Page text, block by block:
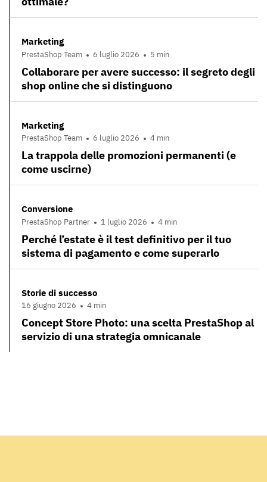
Marketing
PrestaShop Team 6 luglio 2026 5 min
Collaborare per avere successo: il segreto degli
shop online che si distinguono
Marketing
PrestaShop Team 6 luglio 2026 4 min
La trappola delle promozioni permanenti (e
come uscirne)
Conversione
PrestaShop Partner 1 luglio 2026 4 min
Perché l’estate è il test definitivo per il tuo
sistema di pagamento e come superarlo
Storie di successo
16 giugno 2026 4 min
Concept Store Photo: una scelta PrestaShop al
servizio di una strategia omnicanale